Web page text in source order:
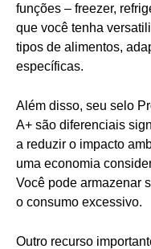
funções – freezer,
que você tenha
tipos de alimentos,
específicas.
Além disso, seu selo
A+ são diferenciais
a reduzir o impacto
uma economia
Você pode armazenar
o consumo excessivo.
Outro recurso